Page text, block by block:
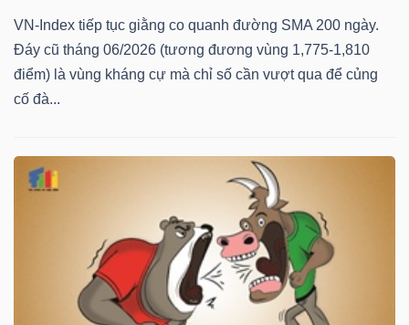
VN-Index tiếp tục giằng co quanh đường SMA 200 ngày.
Đáy cũ tháng 06/2026 (tương đương vùng 1,775-1,810
điểm) là vùng kháng cự mà chỉ số cần vượt qua để củng
cố đà...
Đào
tạo
Sách
tài